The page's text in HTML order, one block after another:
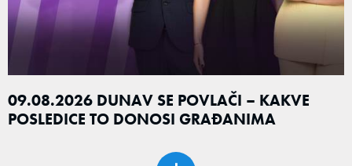
09.08.2026 DUNAV SE POVLAČI – KAKVE
POSLEDICE TO DONOSI GRAĐANIMA